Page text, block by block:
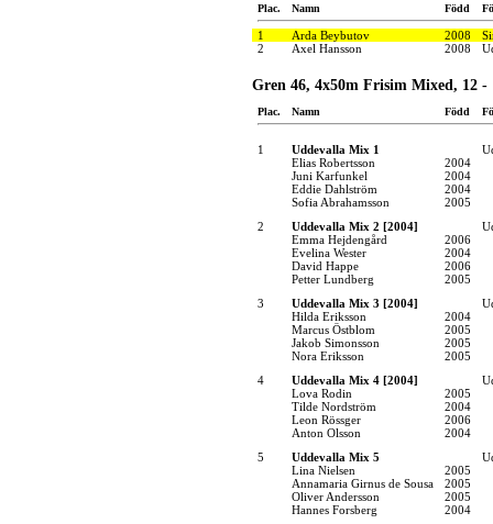
Plac. Namn Född
1 Arda Beybutov 2008
2
Axel Hansson 2008
Gren 46, 4x50m Frisim Mixed, 12 -
Plac. Namn Född
1 Uddevalla Mix 1
Elias Robertsson
2004
Juni Karfunkel
2004
Eddie Dahlström
2004
Sofia Abrahamsson
2005
2
Uddevalla Mix 2 [2004]
Emma Hejdengård
2006
Evelina Wester
2004
David Happe
2006
Petter Lundberg
2005
3
Uddevalla Mix 3 [2004]
Hilda Eriksson
2004
Marcus Östblom
2005
Jakob Simonsson
2005
Nora Eriksson
2005
4
Uddevalla Mix 4 [2004]
Lova Rodin
2005
Tilde Nordström
2004
Leon Rössger
2006
Anton Olsson
2004
5
Uddevalla Mix 5
Lina Nielsen
2005
Annamaria Girnus de Sousa
2005
Oliver Andersson
2005
Hannes Forsberg
2004